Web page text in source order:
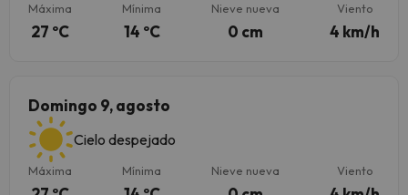
Máxima
27 ºC
Mínima
14 ºC
Nieve nueva
0 cm
Viento
4 km/h
Domingo 9, agosto
Cielo despejado
Máxima Mínima Nieve nueva Viento